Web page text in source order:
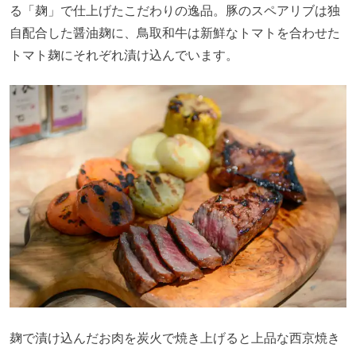
る「麹」で仕上げたこだわりの逸品。豚のスペアリブは独
自配合した醤油麹に、鳥取和牛は新鮮なトマトを合わせた
トマト麹にそれぞれ漬け込んでいます。
麹で漬け込んだお肉を炭火で焼き上げると上品な西京焼き